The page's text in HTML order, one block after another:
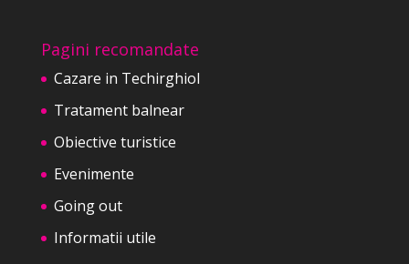
Pagini recomandate
Cazare in Techirghiol
Tratament balnear
Obiective turistice
Evenimente
Going out
Informatii utile